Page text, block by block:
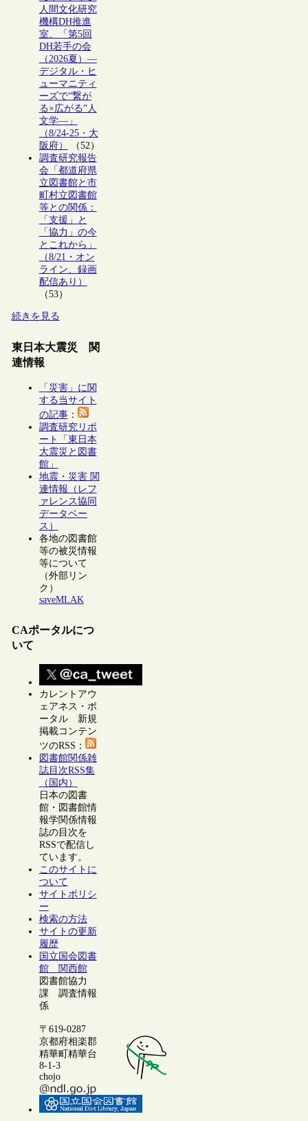
人間文化研究
機構DH推進
室、「第5回
DH若手の会
（2026夏）―
デジタル・ヒ
ューマニティ
ーズで“繋が
る×広がる”人
文学―」
（8/24-25・大
阪府）
（52）
調査研究報告
会「都道府県
立図書館と市
町村立図書館
等との関係：
「支援」と
「協力」の今
とこれから」
（8/21・オン
ライン、録画
配信あり）
（53）
続きを見る
東日本大震災 関
連情報
「災害」に関
する当サイト
の記事：
調査研究リポ
ート「東日本
大震災と図書
館」
地震・災害 関
連情報（レフ
ァレンス協同
データベー
ス）
各地の図書館
等の被災情報
等について
（外部リン
ク）
saveMLAK
CAポータルにつ
いて
カレントアウ
ェアネス・ポ
ータル 新規
掲載コンテン
ツのRSS：
図書館関係雑
誌目次RSS集
（国内）
日本の図書
館・図書館情
報学関係情報
誌の目次を
RSSで配信し
ています。
このサイトに
ついて
サイトポリシ
ー
検索の方法
サイトの更新
履歴
国立国会図書
館 関西館
図書館協力
課 調査情報
係
〒619-0287
京都府相楽郡
精華町精華台
8-1-3
chojo